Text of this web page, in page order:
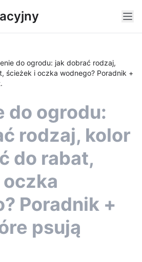
do ogrodu: jak dobrać rodzaj,
ścieżek i oczka wodnego? Poradnik +
do ogrodu:
rodzaj, kolor
do rabat,
Poradnik +
psują